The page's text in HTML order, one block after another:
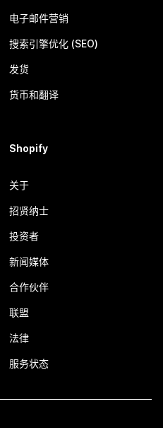
电子邮件营销
搜索引擎优化 (SEO)
发货
货币和翻译
Shopify
关于
招贤纳士
投资者
新闻媒体
合作伙伴
联盟
法律
服务状态